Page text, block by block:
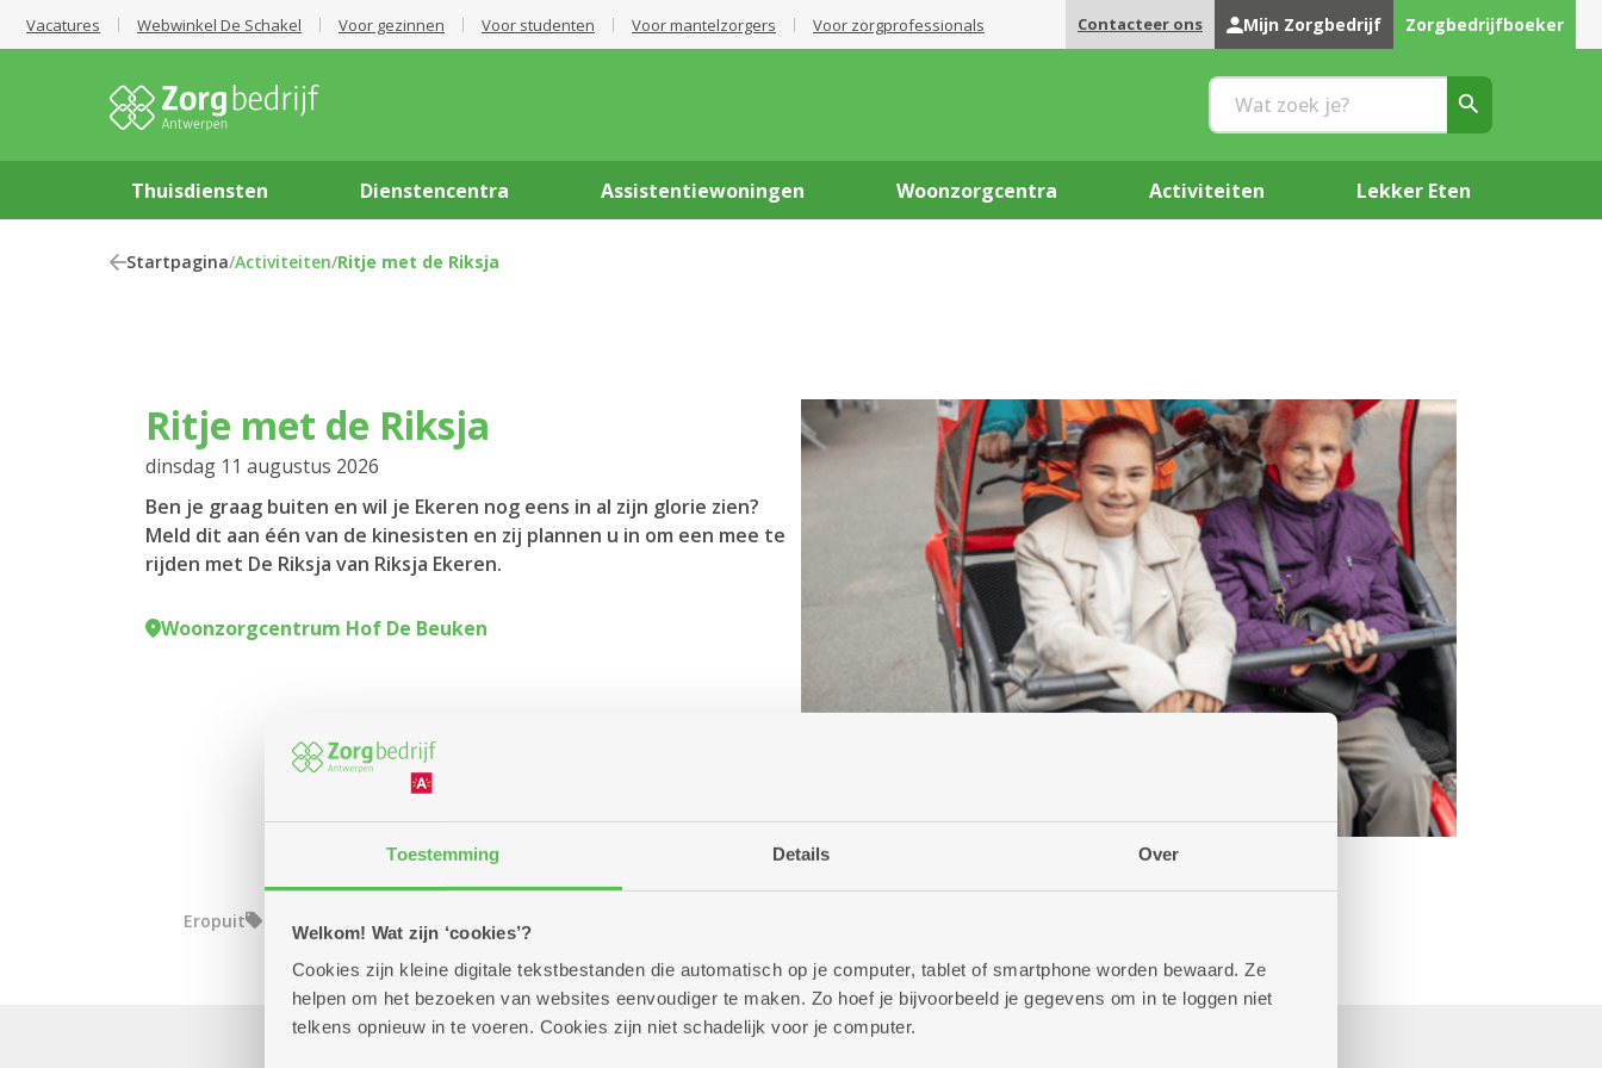
Toestemming Details Over
Welkom! Wat zijn ‘cookies’?
Cookies zijn kleine digitale tekstbestanden die automatisch op je computer, tablet of smartphone worden bewaard. Ze
helpen om het bezoeken van websites eenvoudiger te maken. Zo hoef je bijvoorbeeld je gegevens om in te loggen niet
telkens opnieuw in te voeren. Cookies zijn niet schadelijk voor je computer.
Vacatures Webwinkel De Schakel Voor gezinnen Voor studenten Voor mantelzorgers Voor zorgprofessionals Contacteer ons Mijn Zorgbedrijf Zorgbedrijfboeker
Thuisdiensten Dienstencentra Assistentiewoningen Woonzorgcentra Activiteiten Lekker Eten
Startpagina/Activiteiten/Ritje met de Riksja
Ritje met de Riksja
dinsdag 11 augustus 2026
Ben je graag buiten en wil je Ekeren nog eens in al zijn glorie zien?
Meld dit aan één van de kinesisten en zij plannen u in om een mee te
rijden met De Riksja van Riksja Ekeren.
Woonzorgcentrum Hof De Beuken
Eropuit